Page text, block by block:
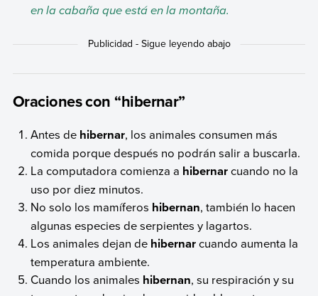
en la cabaña que está en la montaña.
Oraciones con “hibernar”
Antes de hibernar, los animales consumen más
comida porque después no podrán salir a buscarla.
La computadora comienza a hibernarcuando no la
uso por diez minutos.
No solo los mamíferos hibernan, también lo hacen
algunas especies de serpientes y lagartos.
Los animales dejan de hibernarcuando aumenta la
temperatura ambiente.
Cuando los animales hibernan, su respiración y su